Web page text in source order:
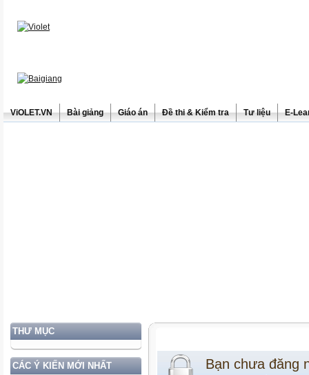
ViOLET.VN Bài giảng Giáo án Đề thi & Kiểm tra Tư liệu E-
THƯ MỤC
CÁC Ý KIẾN MỚI NHẤT Bạn chưa đăng